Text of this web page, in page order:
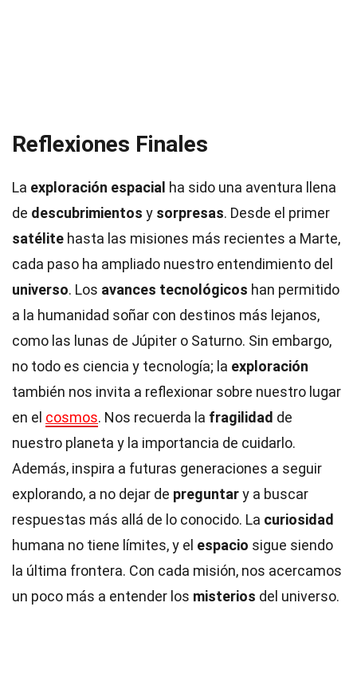
Reflexiones Finales
La exploración espacial ha sido una aventura llena
de descubrimientos y sorpresas. Desde el primer
satélite hasta las misiones más recientes a Marte,
cada paso ha ampliado nuestro entendimiento del
universo. Los avances tecnológicos han permitido
a la humanidad soñar con destinos más lejanos,
como las lunas de Júpiter o Saturno. Sin embargo,
no todo es ciencia y tecnología; la exploración
también nos invita a reflexionar sobre nuestro lugar
en el cosmos. Nos recuerda la fragilidad de
nuestro planeta y la importancia de cuidarlo.
Además, inspira a futuras generaciones a seguir
explorando, a no dejar de preguntary a buscar
respuestas más allá de lo conocido. La curiosidad
humana no tiene límites, y el espacio sigue siendo
la última frontera. Con cada misión, nos acercamos
un poco más a entender los misterios del universo.